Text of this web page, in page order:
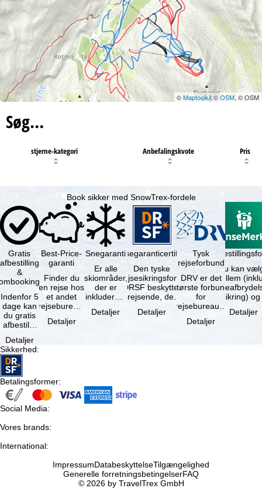
©Maptoolkit©OSM, © OSM
Søg…
stjerne-kategori Anbefalingskvote Pris
Book sikker med SnowTrex-fordele
Gratis
afbestilling
&
Indenfor 5
dage kan
du gratis
afbestille
booking.
Det er
dog en …
Detaljer
Best-Price-
garanti
Finder du
en rejse hos
et andet
rejsebureau,
er billigere
Detaljer
Snegaranti
Er alle
skiområder,
der er
inkluderet i
bookede
Detaljer
Rejsegaranticertifikat
Den tyske
rejsesikringsfond
DRSF beskytter
rejsende, der
pakkerejse eller
Detaljer
Tysk
rejseforbund
DRV er det
største forbund
for
rejsebureauer
rejsearrangører
Detaljer
Du kan
mellem (inklusiv
Detaljer
Sikkerhed:
Betalingsformer:
Social Media:
Vores brands:
International:
ImpressumDatabeskyttelseTilgængelighed
Generelle forretningsbetingelserFAQ
© 2026 by TravelTrex GmbH